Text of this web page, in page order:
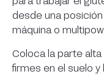
desde una posición
máquina o
Coloca la parte alta
firmes en el suelo